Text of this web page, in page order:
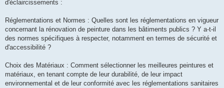
d'éclaircissements :
Réglementations et Normes : Quelles sont les réglementations en vigueur
concernant la rénovation de peinture dans les bâtiments publics ? Y a-t-il
des normes spécifiques à respecter, notamment en termes de sécurité et
d'accessibilité ?
Choix des Matériaux : Comment sélectionner les meilleures peintures et
matériaux, en tenant compte de leur durabilité, de leur impact
environnemental et de leur conformité avec les réglementations sanitaires